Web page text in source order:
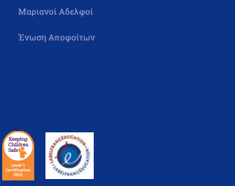
Μαριανοί Αδελφοί
Ένωση Αποφοίτων